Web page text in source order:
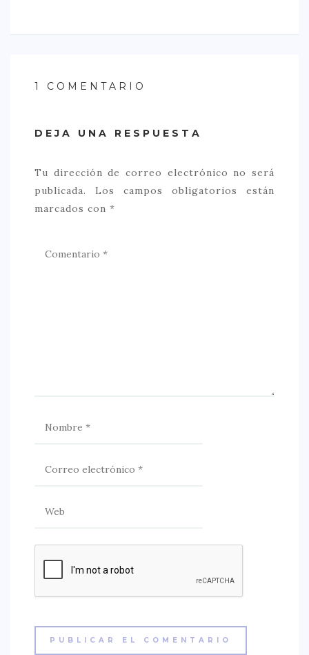
1 COMENTARIO
DEJA UNA RESPUESTA
Tu dirección de correo electrónico no será
publicada.
Los campos obligatorios están
marcados con *